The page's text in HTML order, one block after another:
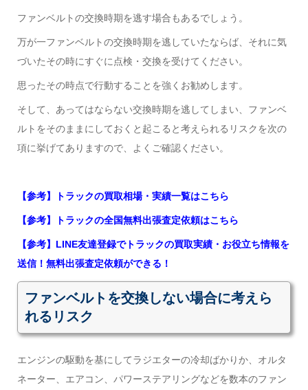
ファンベルトの交換時期を逃す場合もあるでしょう。
万が一ファンベルトの交換時期を逃していたならば、それに気
づいたその時にすぐに点検・交換を受けてください。
思ったその時点で行動することを強くお勧めします。
そして、あってはならない交換時期を逃してしまい、ファンベ
ルトをそのままにしておくと起こると考えられるリスクを次の
項に挙げてありますので、よくご確認ください。
【参考】トラックの買取相場・実績一覧はこちら
【参考】トラックの全国無料出張査定依頼はこちら
【参考】LINE友達登録でトラックの買取実績・お役立ち情報を
送信！無料出張査定依頼ができる！
ファンベルトを交換しない場合に考えら
れるリスク
エンジンの駆動を基にしてラジエターの冷却ばかりか、オルタ
ネーター、エアコン、パワーステアリングなどを数本のファン